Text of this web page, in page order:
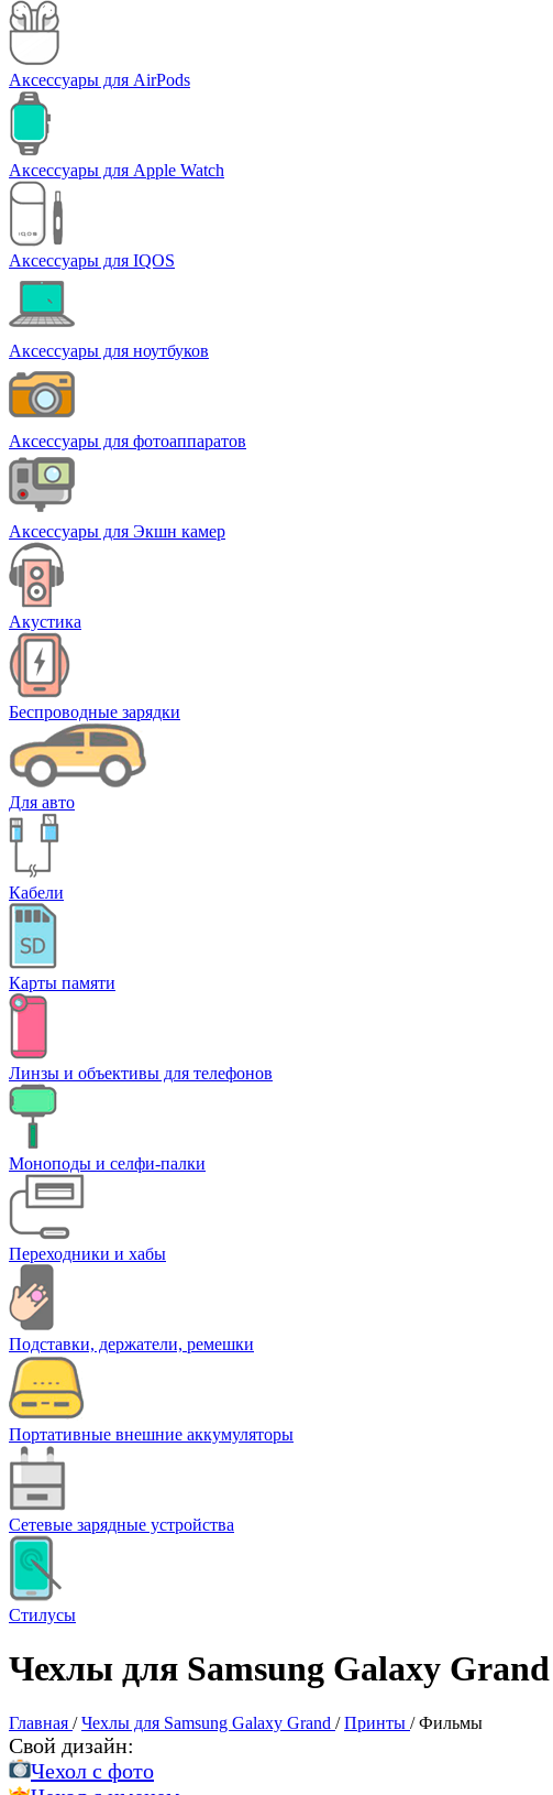
Аксессуары для AirPods
Аксессуары для Apple Watch
Аксессуары для IQOS
Аксессуары для ноутбуков
Аксессуары для фотоаппаратов
Аксессуары для Экшн камер
Акустика
Беспроводные зарядки
Для авто
Кабели
Карты памяти
Линзы и объективы для телефонов
Моноподы и селфи-палки
Переходники и хабы
Подставки, держатели, ремешки
Портативные внешние аккумуляторы
Сетевые зарядные устройства
Стилусы
Чехлы для Samsung Galaxy
Главная / Чехлы для Samsung Galaxy Grand / Принты / Фильмы
Свой дизайн:
Чехол c фото